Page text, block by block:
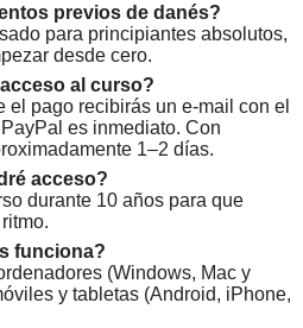
previos de danés?
para principiantes absolutos,
desde cero.
al curso?
el pago recibirás un e-mail con el
es inmediato. Con
1–2 días.
acceso?
durante 10 años para que
funciona?
(Windows, Mac y
y tabletas (Android, iPhone,